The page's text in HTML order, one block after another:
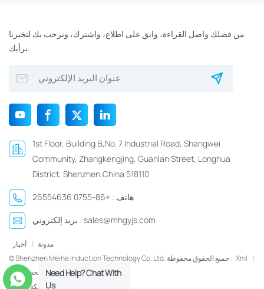
من فضلك واصل القراءة، وابق على اطلاع، واشترك، ونرحب بك لتخبرنا
برأيك.
1st Floor, Building B,No. 7 Industrial Road, Shangwei
Community, Zhangkengjing, Guanlan Street, Longhua
District, Shenzhen,China 518110
هاتف : +86-0755 26554636
بريد إلكتروني : sales@mhgyjs.com
مدونة | أخبار
© Shenzhen Meihe Induction Technology Co. Ltd. جميع الحقوق محفوظة. Xml |
سياسة الخصوصيةNeed Help? Chat With
Us